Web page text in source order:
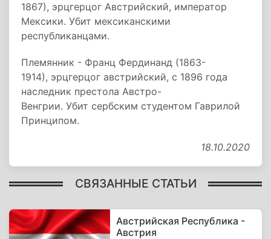
1867), эрцгерцог Австрийский, император
Мексики. Убит мексиканскими
республиканцами.
Племянник - Франц Фердинанд (1863-
1914), эрцгерцог австрийский, с 1896 года
наследник престола Австро-
Венгрии. Убит сербским студентом Гаврилой
Принципом.
18.10.2020
СВЯЗАННЫЕ СТАТЬИ
Австрийская Республика -
Австрия